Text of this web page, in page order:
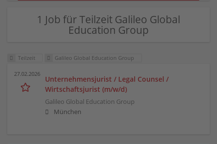
1 Job für Teilzeit Galileo Global
Education Group
Teilzeit Galileo Global Education Group
27.02.2026
Unternehmensjurist / Legal Counsel /
Wirtschaftsjurist (m/w/d)
Galileo Global Education Group
München